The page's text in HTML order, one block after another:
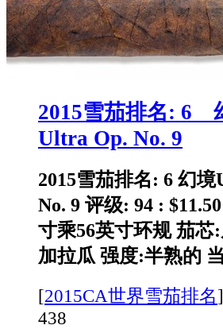
2015雪茄排名: 6
Ultra Op. No. 9
2015雪茄排名: 6 幻
No. 9 评级: 94 :
寸乘56英寸环规 茄
加拉瓜 强度:半熟的
[2015CA世界雪茄排名]
438